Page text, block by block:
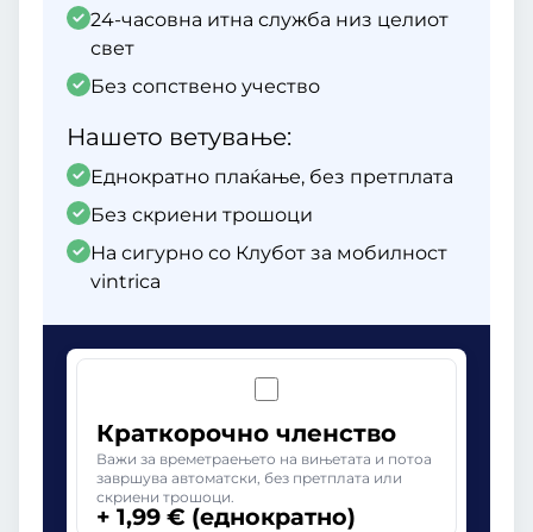
24-часовна итна служба низ целиот
свет
Без сопствено учество
Нашето ветување:
Еднократно плаќање, без претплата
Без скриени трошоци
На сигурно со Клубот за мобилност
vintrica
Краткорочно членство
Важи за времетраењето на вињетата и потоа
завршува автоматски, без претплата или
скриени трошоци.
+ 1,99 € (еднократно)